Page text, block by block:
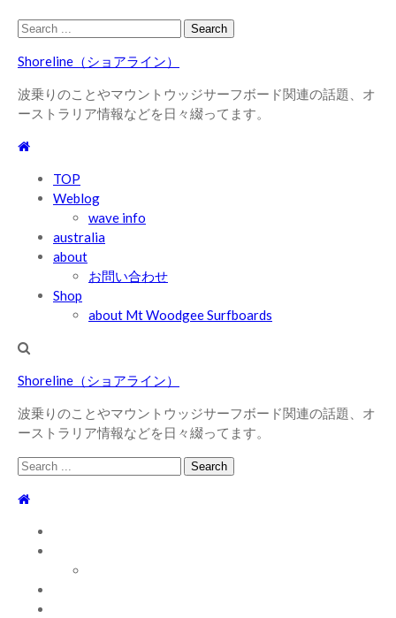
Skip
navigation
Skip
content
Search
Shoreline（ショアライン）
波乗りのことやマウントウッジサーフボード関連の話題、オ
ーストラリア情報などを日々綴ってます。
TOP
Weblog
wave info
australia
about
お問い合わせ
Shop
about Mt Woodgee Surfboards
Shoreline（ショアライン）
波乗りのことやマウントウッジサーフボード関連の話題、オ
ーストラリア情報などを日々綴ってます。
Search